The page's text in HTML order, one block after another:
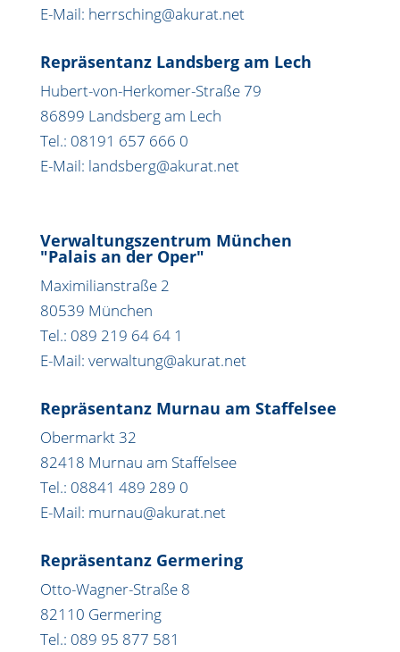
E-Mail: herrsching@akurat.net
Repräsentanz Landsberg am Lech
Hubert-von-Herkomer-Straße 79
86899 Landsberg am Lech
Tel.: 08191 657 666 0
E-Mail: landsberg@akurat.net
Verwaltungszentrum München
"Palais an der Oper"
Maximilianstraße 2
80539 München
Tel.: 089 219 64 64 1
E-Mail: verwaltung@akurat.net
Repräsentanz Murnau am Staffelsee
Obermarkt 32
82418 Murnau am Staffelsee
Tel.: 08841 489 289 0
E-Mail: murnau@akurat.net
Repräsentanz Germering
Otto-Wagner-Straße 8
82110 Germering
Tel.: 089 95 877 581